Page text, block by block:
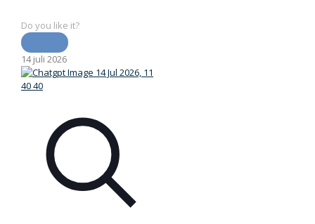
Do you like it?
14 juli 2026